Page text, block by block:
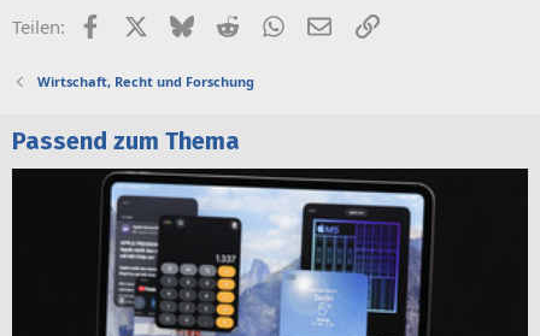
Teilen: FacebookX (Twitter)
BlueskyRedditWhatsApp
E-MailLink
Wirtschaft, Recht und Forschung
Passend zum Thema